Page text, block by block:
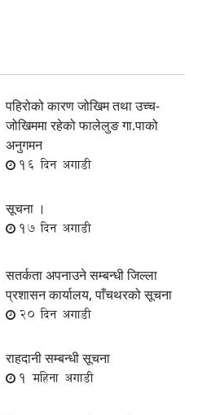
पहिरोको कारण जोखिम तथा उच्च-
जोखिममा रहेको फालेलुङ गा.पाको
अनुगमन
16 दिन अगाडी
सूचना ।
17 दिन अगाडी
सतर्कता अपनाउने सम्बन्धी जिल्ला
प्रशासन कार्यालय, पाँचथरको सूचना
20 दिन अगाडी
राहदानी सम्बन्धी सूचना
1 महिना अगाडी